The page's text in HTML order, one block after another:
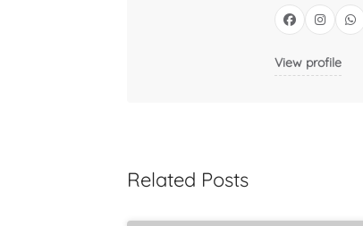
View profile
Related Posts